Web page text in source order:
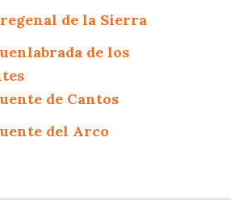
de la Sierra
de los
de Cantos
del Arco